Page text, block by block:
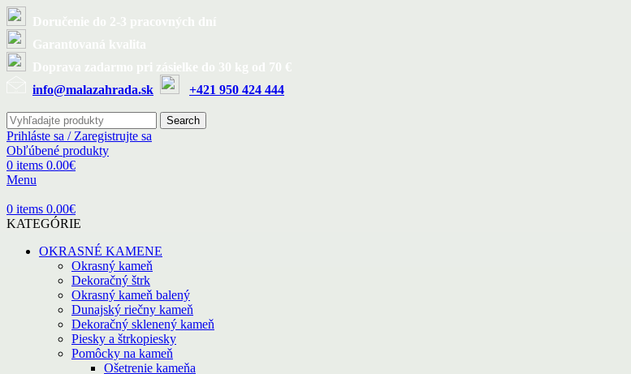
info@malazahrada.sk
+421 950 424 444
Search
Prihláste sa / Zaregistrujte sa
Obľúbené produkty
0 items 0.00€
Menu
0 items 0.00€
KATEGÓRIE
OKRASNÉ KAMENE
Okrasný kameň
Dekoračný štrk
Okrasný kameň balený
Dunajský riečny kameň
Dekoračný sklenený kameň
Piesky a štrkopiesky
Pomôcky na kameň
Ošetrenie kameňa